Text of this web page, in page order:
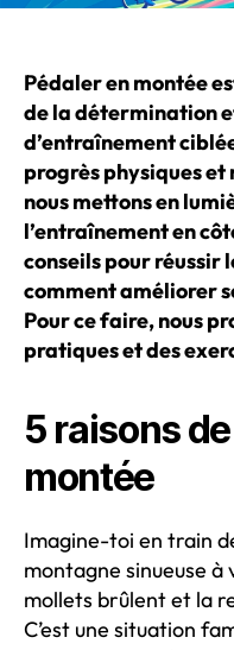
Pédaler en montée
de la détermination
d’entraînement
progrès physiques
nous mettons en
l’entraînement en
conseils pour réussir
comment améliorer
Pour ce faire, nous
pratiques et des
5 raisons
montée
Imagine-toi en train
montagne sinueuse à
mollets brûlent et la
C’est une situation